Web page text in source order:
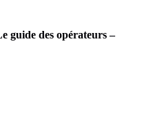
guide des opérateurs –